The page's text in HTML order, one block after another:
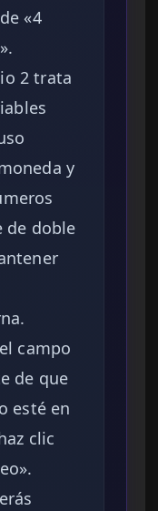
«4
2 trata
y
de doble
campo
de que
esté en
clic